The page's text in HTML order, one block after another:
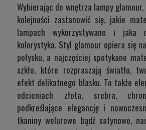
Wybierając do wnętrza lampy
kolejności zastanowić się, jakie
lampach wykorzystywane i jaka
kolorystyka. Styl glamour opiera się
połysku, a najczęściej spotykane
szkło, które rozpraszają światło,
efekt delikatnego blasku. To także
odcieniach złota, srebra,
podkreślające elegancję i
tkaniny welurowe bądź satynowe,